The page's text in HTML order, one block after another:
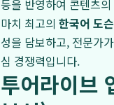
등을 반영하여 콘텐츠
마치 최고의 한국어 도
성을 담보하고, 전문가
심 경쟁력입니다.
투어라이브